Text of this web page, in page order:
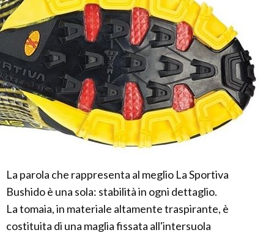
La parola che rappresenta al meglio La Sportiva
Bushido è una sola: stabilità in ogni dettaglio.
La tomaia, in materiale altamente traspirante, è
costituita di una maglia fissata all'intersuola